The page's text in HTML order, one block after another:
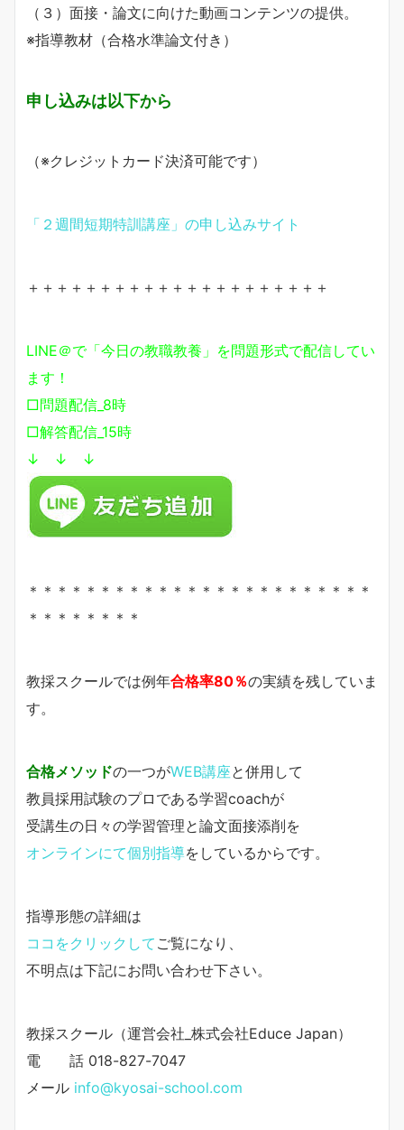
（３）面接・論文に向けた動画コンテンツの提供。
※指導教材（合格水準論文付き）
申し込みは以下から
（※クレジットカード決済可能です）
「２週間短期特訓講座」の申し込みサイト
＋＋＋＋＋＋＋＋＋＋＋＋＋＋＋＋＋＋＋＋＋
LINE＠で「今日の教職教養」を問題形式で配信してい
ます！
□問題配信_8時
□解答配信_15時
↓ ↓ ↓
＊＊＊＊＊＊＊＊＊＊＊＊＊＊＊＊＊＊＊＊＊＊＊＊
＊＊＊＊＊＊＊＊
教採スクールでは例年合格率80％の実績を残していま
す。
合格メソッドの一つがWEB講座と併用して
教員採用試験のプロである学習coachが
受講生の日々の学習管理と論文面接添削を
オンラインにて個別指導をしているからです。
指導形態の詳細は
ココをクリックして ご覧になり、
不明点は下記にお問い合わせ下さい。
教採スクール（運営会社_株式会社Educe Japan）
電 話 018-827-7047
メール info@kyosai-school.com